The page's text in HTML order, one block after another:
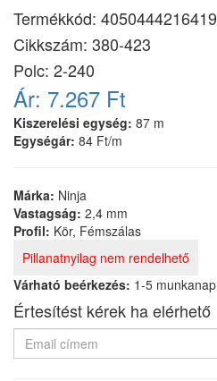
Termékkód: 4050444216419
Cikkszám: 380-423
Polc: 2-240
Ár: 7.267 Ft
Kiszerelési egység: 87 m
Egységár: 84 Ft/m
Márka: Ninja
Vastagság: 2,4 mm
Profil: Kör, Fémszálas
Pillanatnyilag nem rendelhető
Várható beérkezés: 1-5 munkanap
Értesítést kérek ha elérhető